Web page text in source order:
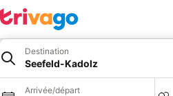
Destination
Seefeld-Kadolz
Arrivée/départ